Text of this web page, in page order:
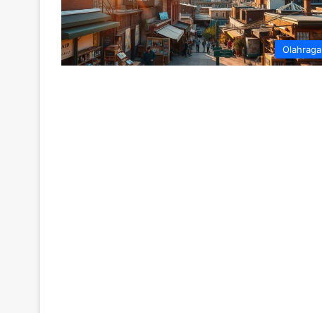
Olahraga